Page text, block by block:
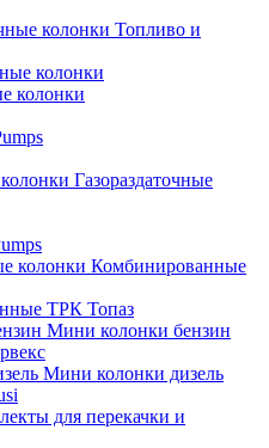
Топливо и
колонки
Газораздаточные
Комбинированные
ТРК Топаз
Мини колонки бензин
Мини колонки дизель